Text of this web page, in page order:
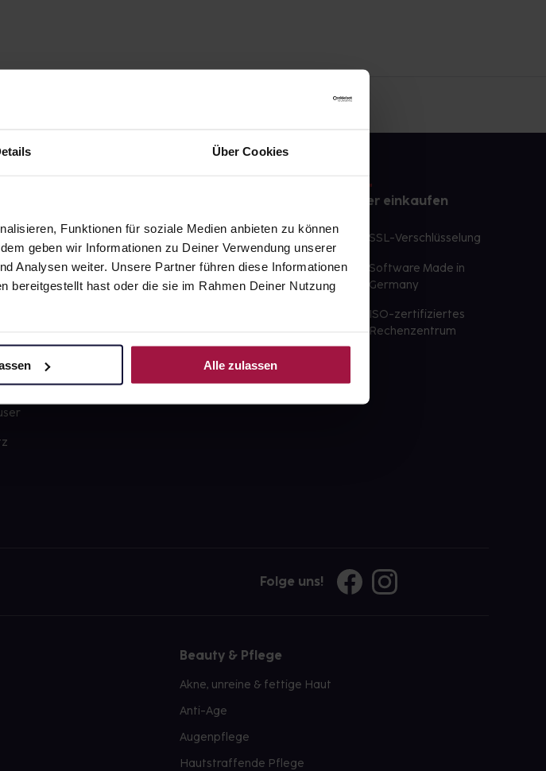
Über Cookies
Funktionen für soziale Medien anbieten zu können
geben wir Informationen zu Deiner Verwendung unserer
Analysen weiter. Unsere Partner führen diese Informationen
bereitgestellt hast oder die sie im Rahmen Deiner Nutzung
Alle zulassen
Ausgewählte Wunschprodukte
sofort abholbereit
Lieferung für sofort verfügbare
Große Auswahl an Apotheken
Sicher einkaufen
SSL-Verschlüsselung
Software Made in
Germany
ISO-zertifiziertes
Rechenzentrum
Folge uns!
Beauty & Pflege
Akne, unreine & fettige Haut
Anti-Age
Augenpflege
Hautstraffende Pflege